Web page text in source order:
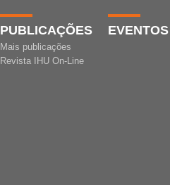
PUBLICAÇÕES
Mais publicações
Revista IHU On-Line
EVENTOS